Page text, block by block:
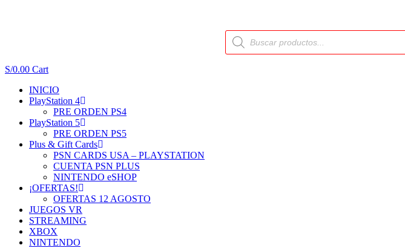
Búsqueda
de
productos
S/0.00 Cart
INICIO
PlayStation 4
PRE ORDEN PS4
PlayStation 5
PRE ORDEN PS5
Plus & Gift Cards
PSN CARDS USA – PLAYSTATION
CUENTA PSN PLUS
NINTENDO eSHOP
¡OFERTAS!
OFERTAS 12 AGOSTO
JUEGOS VR
STREAMING
XBOX
NINTENDO